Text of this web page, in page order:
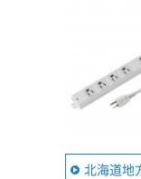
北海道地